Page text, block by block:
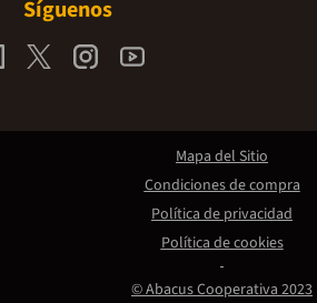
Síguenos
© Abacus Cooperativa 2023
Mapa del Sitio
Condiciones de compra
Política de privacidad
Política de cookies